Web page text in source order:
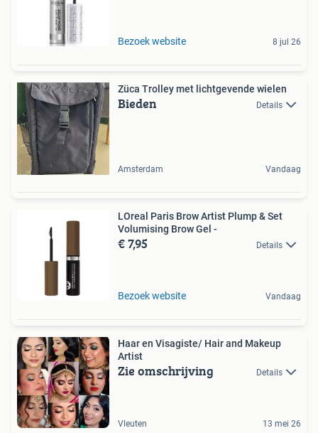
Bezoek website 8 jul 26
Züca Trolley met lichtgevende wielen
Bieden Details
Amsterdam Vandaag
LOreal Paris Brow Artist Plump & Set
Volumising Brow Gel -
€ 7,95 Details
Bezoek website Vandaag
Haar en Visagiste/ Hair and Makeup
Artist
Zie omschrijving Details
Vleuten 13 mei 26